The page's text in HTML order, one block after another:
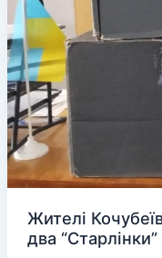
Жителі
два